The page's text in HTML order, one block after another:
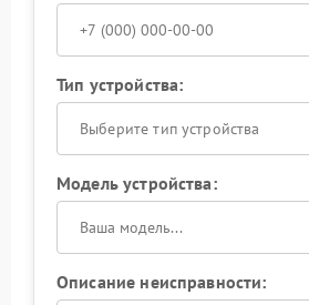
Тип устройства:
Выберите тип устройства
Модель устройства:
Описание неисправности: